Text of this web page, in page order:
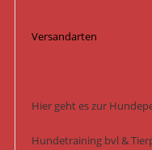
Versandarten
Hier geht es zur
Hundetraining bvl &